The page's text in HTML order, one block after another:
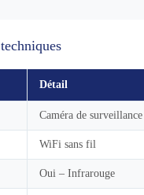
Détail
Caméra de surveillance
WiFi sans fil
Oui – Infrarouge